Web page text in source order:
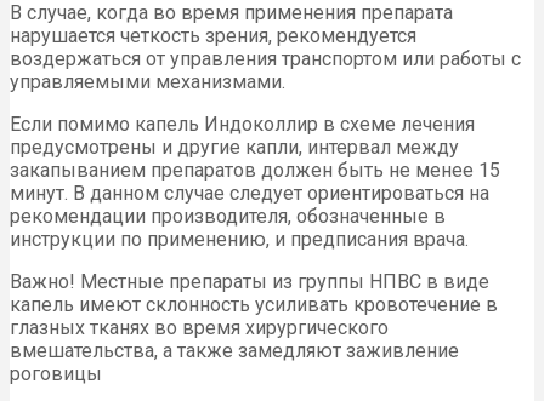
В случае, когда во время применения препарата
нарушается четкость зрения, рекомендуется
воздержаться от управления транспортом или работы с
управляемыми механизмами.
Если помимо капель Индоколлир в схеме лечения
предусмотрены и другие капли, интервал между
закапыванием препаратов должен быть не менее 15
минут. В данном случае следует ориентироваться на
рекомендации производителя, обозначенные в
инструкции по применению, и предписания врача.
Важно! Местные препараты из группы НПВС в виде
капель имеют склонность усиливать кровотечение в
глазных тканях во время хирургического
вмешательства, а также замедляют заживление
роговицы